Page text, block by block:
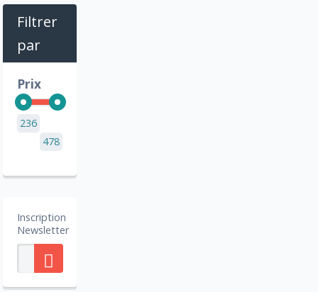
Filtrer
par
Prix
236
478
Inscription
Newsletter